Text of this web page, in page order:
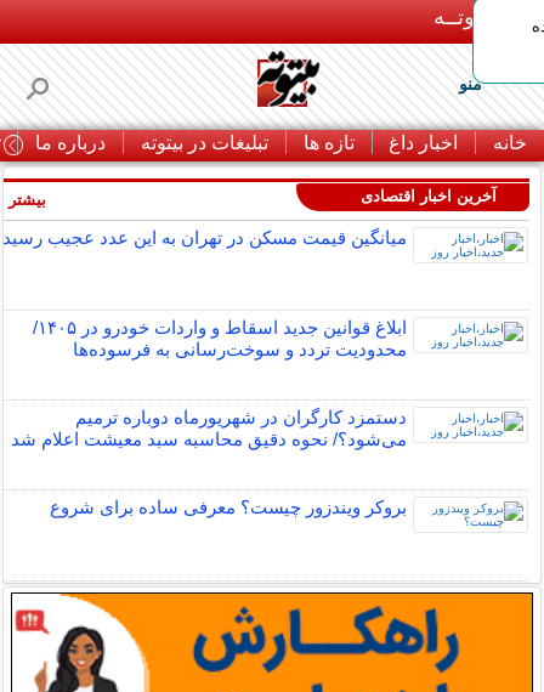
بـیتوتــه
منو
خانه اخبار داغ تازه ها تبلیغات در بیتوته درباره ما
آخرین اخبار اقتصادی
میانگین قیمت مسکن در تهران به این عدد عجیب رسید
ابلاغ قوانین جدید اسقاط و واردات خودرو در ۱۴۰۵/
محدودیت تردد و سوخت‌رسانی به فرسوده‌ها
دستمزد کارگران در شهریورماه دوباره ترمیم
می‌شود؟/ نحوه دقیق محاسبه سبد معیشت اعلام شد
بروکر ویندزور چیست؟ معرفی ساده برای شروع
بیشتر